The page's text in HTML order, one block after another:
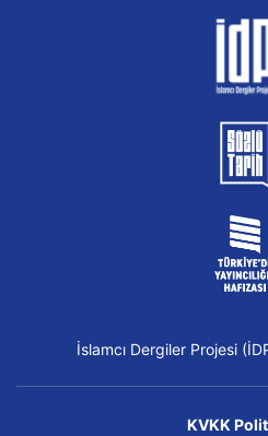
İslamcı Dergiler Projesi
KVKK